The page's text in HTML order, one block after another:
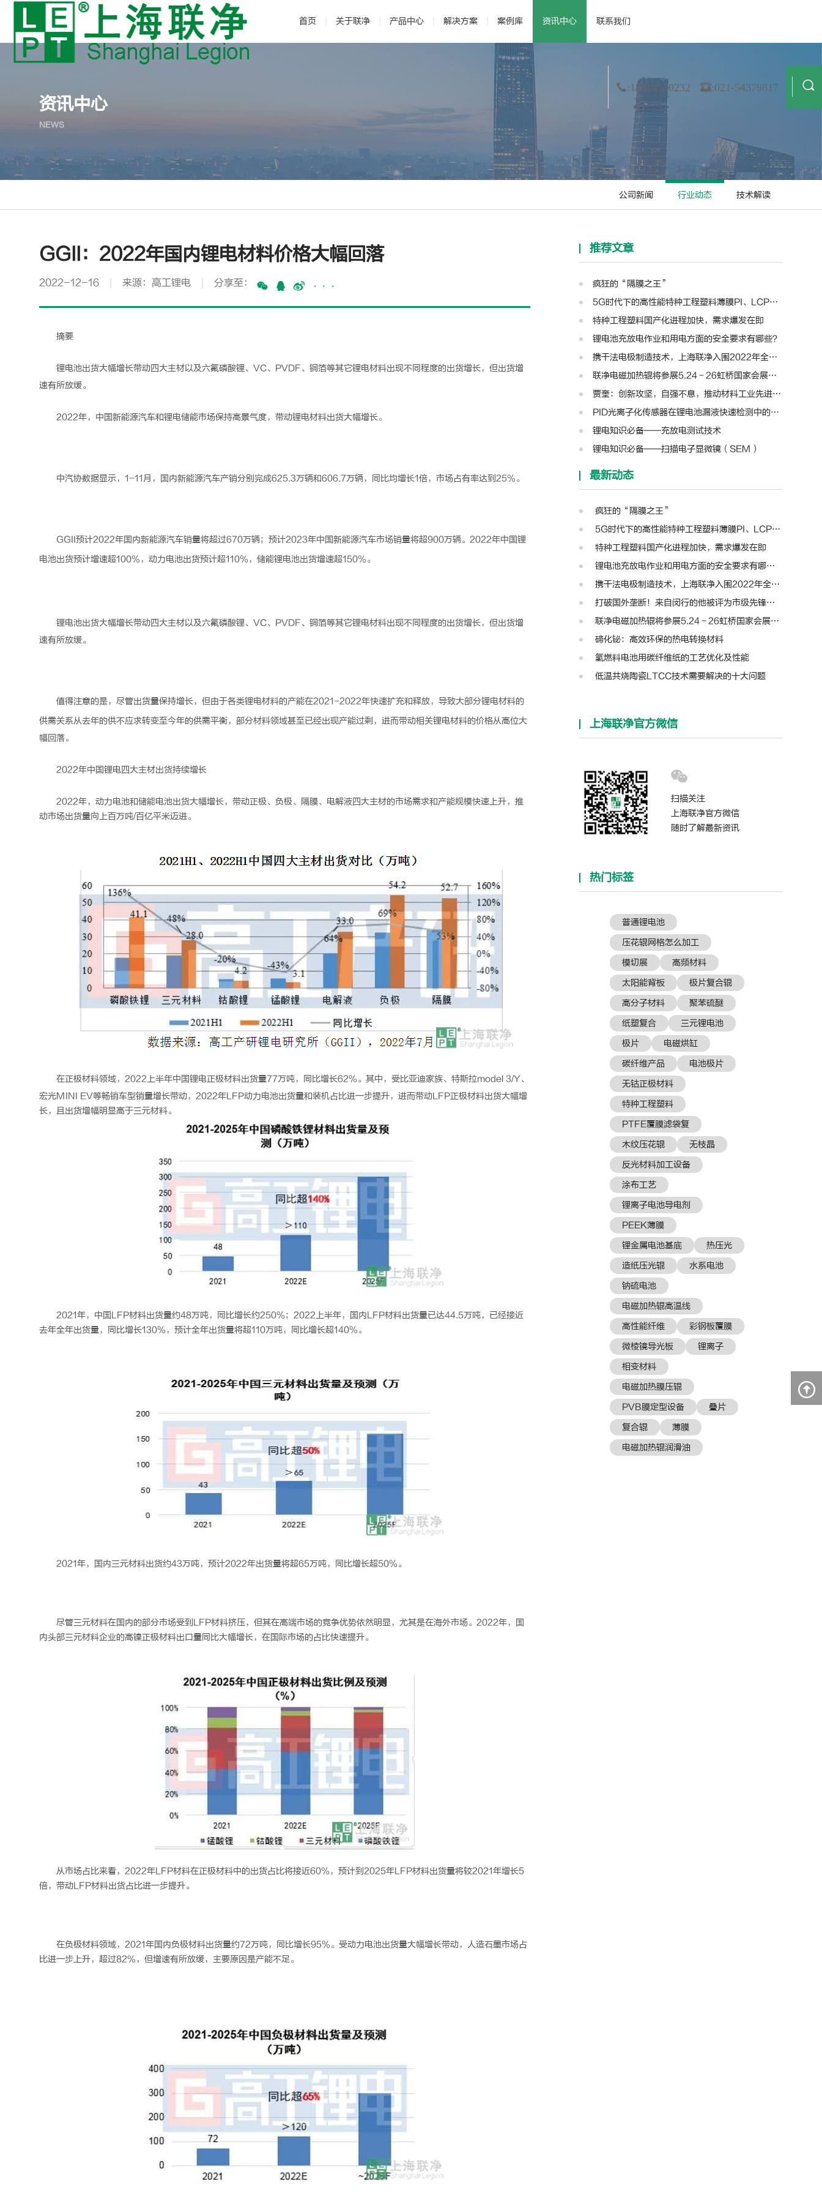
首页 关于联净
· 研发与专利
产品中心 解决方案
· 新材料
案例库 资讯中心 联系我们
:18964530232 :021-54379817
资讯中心
NEWS
公司新闻 行业动态 技术解读
GGII：2022年国内锂电材料价格大幅回落
2022-12-16 来源：高工锂电 分享至： ···
摘要
锂电池出货大幅增长带动四大主材以及六氟磷酸锂、VC、PVDF、铜箔等其它锂电材料出现不同程度的出货增长，但出货增
速有所放缓。
2022年，中国新能源汽车和锂电储能市场保持高景气度，带动锂电材料出货大幅增长。
中汽协数据显示，1-11月，国内新能源汽车产销分别完成625.3万辆和606.7万辆，同比均增长1倍，市场占有率达到25%。
GGII预计2022年国内新能源汽车销量将超过670万辆；预计2023年中国新能源汽车市场销量将超900万辆。2022年中国锂
电池出货预计增速超100%，动力电池出货预计超110%，储能锂电池出货增速超150%。
锂电池出货大幅增长带动四大主材以及六氟磷酸锂、VC、PVDF、铜箔等其它锂电材料出现不同程度的出货增长，但出货增
速有所放缓。
值得注意的是，尽管出货量保持增长，但由于各类锂电材料的产能在2021-2022年快速扩充和释放，导致大部分锂电材料的
供需关系从去年的供不应求转变至今年的供需平衡，部分材料领域甚至已经出现产能过剩，进而带动相关锂电材料的价格从高位大
幅回落。
2022年中国锂电四大主材出货持续增长
2022年，动力电池和储能电池出货大幅增长，带动正极、负极、隔膜、电解液四大主材的市场需求和产能规模快速上升，推
动市场出货量向上百万吨/百亿平米迈进。
在正极材料领域，2022上半年中国锂电正极材料出货量77万吨，同比增长62%。其中，受比亚迪家族、特斯拉model 3/Y、
宏光MINI EV等畅销车型销量增长带动，2022年LFP动力电池出货量和装机占比进一步提升，进而带动LFP正极材料出货大幅增
长，且出货增幅明显高于三元材料。
2021年，中国LFP材料出货量约48万吨，同比增长约250%；2022上半年，国内LFP材料出货量已达44.5万吨，已经接近
去年全年出货量，同比增长130%，预计全年出货量将超110万吨，同比增长超140%。
2021年，国内三元材料出货约43万吨，预计2022年出货量将超65万吨，同比增长超50%。
尽管三元材料在国内的部分市场受到LFP材料挤压，但其在高端市场的竞争优势依然明显，尤其是在海外市场。2022年，国
内头部三元材料企业的高镍正极材料出口量同比大幅增长，在国际市场的占比快速提升。
从市场占比来看，2022年LFP材料在正极材料中的出货占比将接近60%，预计到2025年LFP材料出货量将较2021年增长5
倍，带动LFP材料出货占比进一步提升。
在负极材料领域，2021年国内负极材料出货量约72万吨，同比增长95%。受动力电池出货量大幅增长带动，人造石墨市场占
比进一步上升，超过82%，但增速有所放缓，主要原因是产能不足。
推荐文章
疯狂的“隔膜之王”
5G时代下的高性能特种工程塑料薄膜PI、LCP、PTFE、PPS、PEEK、PEN
特种工程塑料国产化进程加快，需求爆发在即
锂电池充放电作业和用电方面的安全要求有哪些？
携干法电极制造技术，上海联净入围2022年全国颠覆性技术创新大赛
联净电磁加热辊将参展5.24－26虹桥国家会展中心第十三届模切展
贾奎：创新攻坚，自强不息，推动材料工业先进装备迈向新高度 | 高转先锋人物
PID光离子化传感器在锂电池漏液快速检测中的应用
锂电知识必备——充放电测试技术
锂电知识必备——扫描电子显微镜（SEM）
最新动态
疯狂的“隔膜之王”
5G时代下的高性能特种工程塑料薄膜PI、LCP、PTFE、PPS、PEEK、PEN
特种工程塑料国产化进程加快，需求爆发在即
锂电池充放电作业和用电方面的安全要求有哪些？
携干法电极制造技术，上海联净入围2022年全国颠覆性技术创新大赛
打破国外垄断！来自闵行的他被评为市级先锋人物
联净电磁加热辊将参展5.24－26虹桥国家会展中心第十三届模切展
碲化铋：高效环保的热电转换材料
氢燃料电池用碳纤维纸的工艺优化及性能
低温共烧陶瓷LTCC技术需要解决的十大问题
上海联净官方微信
扫描关注
上海联净官方微信
随时了解最新资讯
热门标签
普通锂电池
压花辊网格怎么加工
模切展
高频材料
太阳能背板
极片复合辊
高分子材料
聚苯硫醚
纸塑复合
三元锂电池
极片
电磁烘缸
碳纤维产品
电池极片
无钴正极材料
特种工程塑料
PTFE覆膜滤袋复
木纹压花辊
无枝晶
反光材料加工设备
涂布工艺
锂离子电池导电剂
PEEK薄膜
锂金属电池基底
热压光
造纸压光辊
水系电池
钠硫电池
电磁加热辊高温线
高性能纤维
彩钢板覆膜
微棱镜导光板
锂离子
相变材料
电磁加热膜压辊
PVB膜定型设备
叠片
复合辊
薄膜
电磁加热辊润滑油